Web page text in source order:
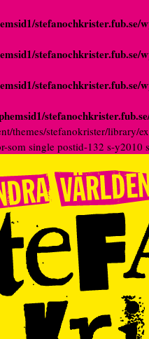
stefanochkrister.fub.se/
stefanochkrister.fub.se/
stefanochkrister.fub.se/
themes/stefanokrister/library/
single postid-132 s-y2010